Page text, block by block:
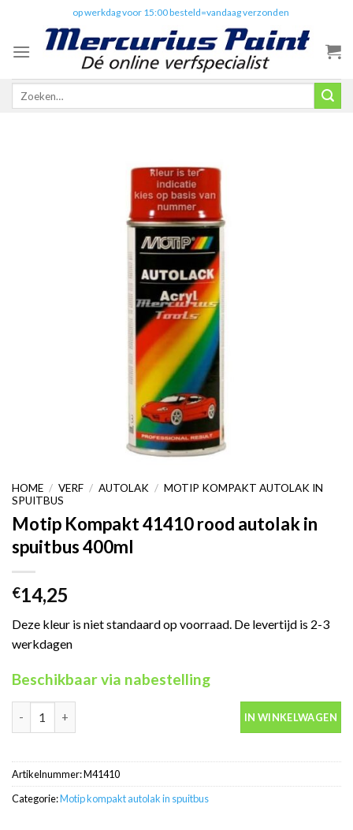
content
op werkdag voor 15:00 besteld=vandaag verzonden
Zoeken
HOME / VERF / AUTOLAK / MOTIP KOMPAKT AUTOLAK IN
SPUITBUS
Motip Kompakt 41410 rood autolak in
spuitbus 400ml
€14,25
Deze kleur is niet standaard op voorraad. De levertijd is 2-3
werkdagen
Beschikbaar via nabestelling
IN WINKELWAGEN
Artikelnummer:M41410
Categorie:Motip kompakt autolak in spuitbus